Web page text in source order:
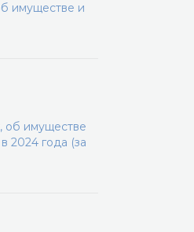
имуществе и
об имуществе
2024 года (за